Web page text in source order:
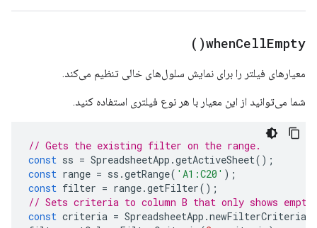
whenCellEmpty(
)
معیارهای فیلتر را برای نمایش سلول‌های خالی تنظیم می‌کند.
شما می‌توانید از این معیار با هر نوع فیلتری استفاده کنید.
// Gets the existing filter on the range.
const ss = SpreadsheetApp .getActiveSheet();
const range = ss .getRange( 'A1:C20' );
const filter = range.getFilter();
// Sets criteria to column B that only shows
const criteria = SpreadsheetApp .newFilterCriteria